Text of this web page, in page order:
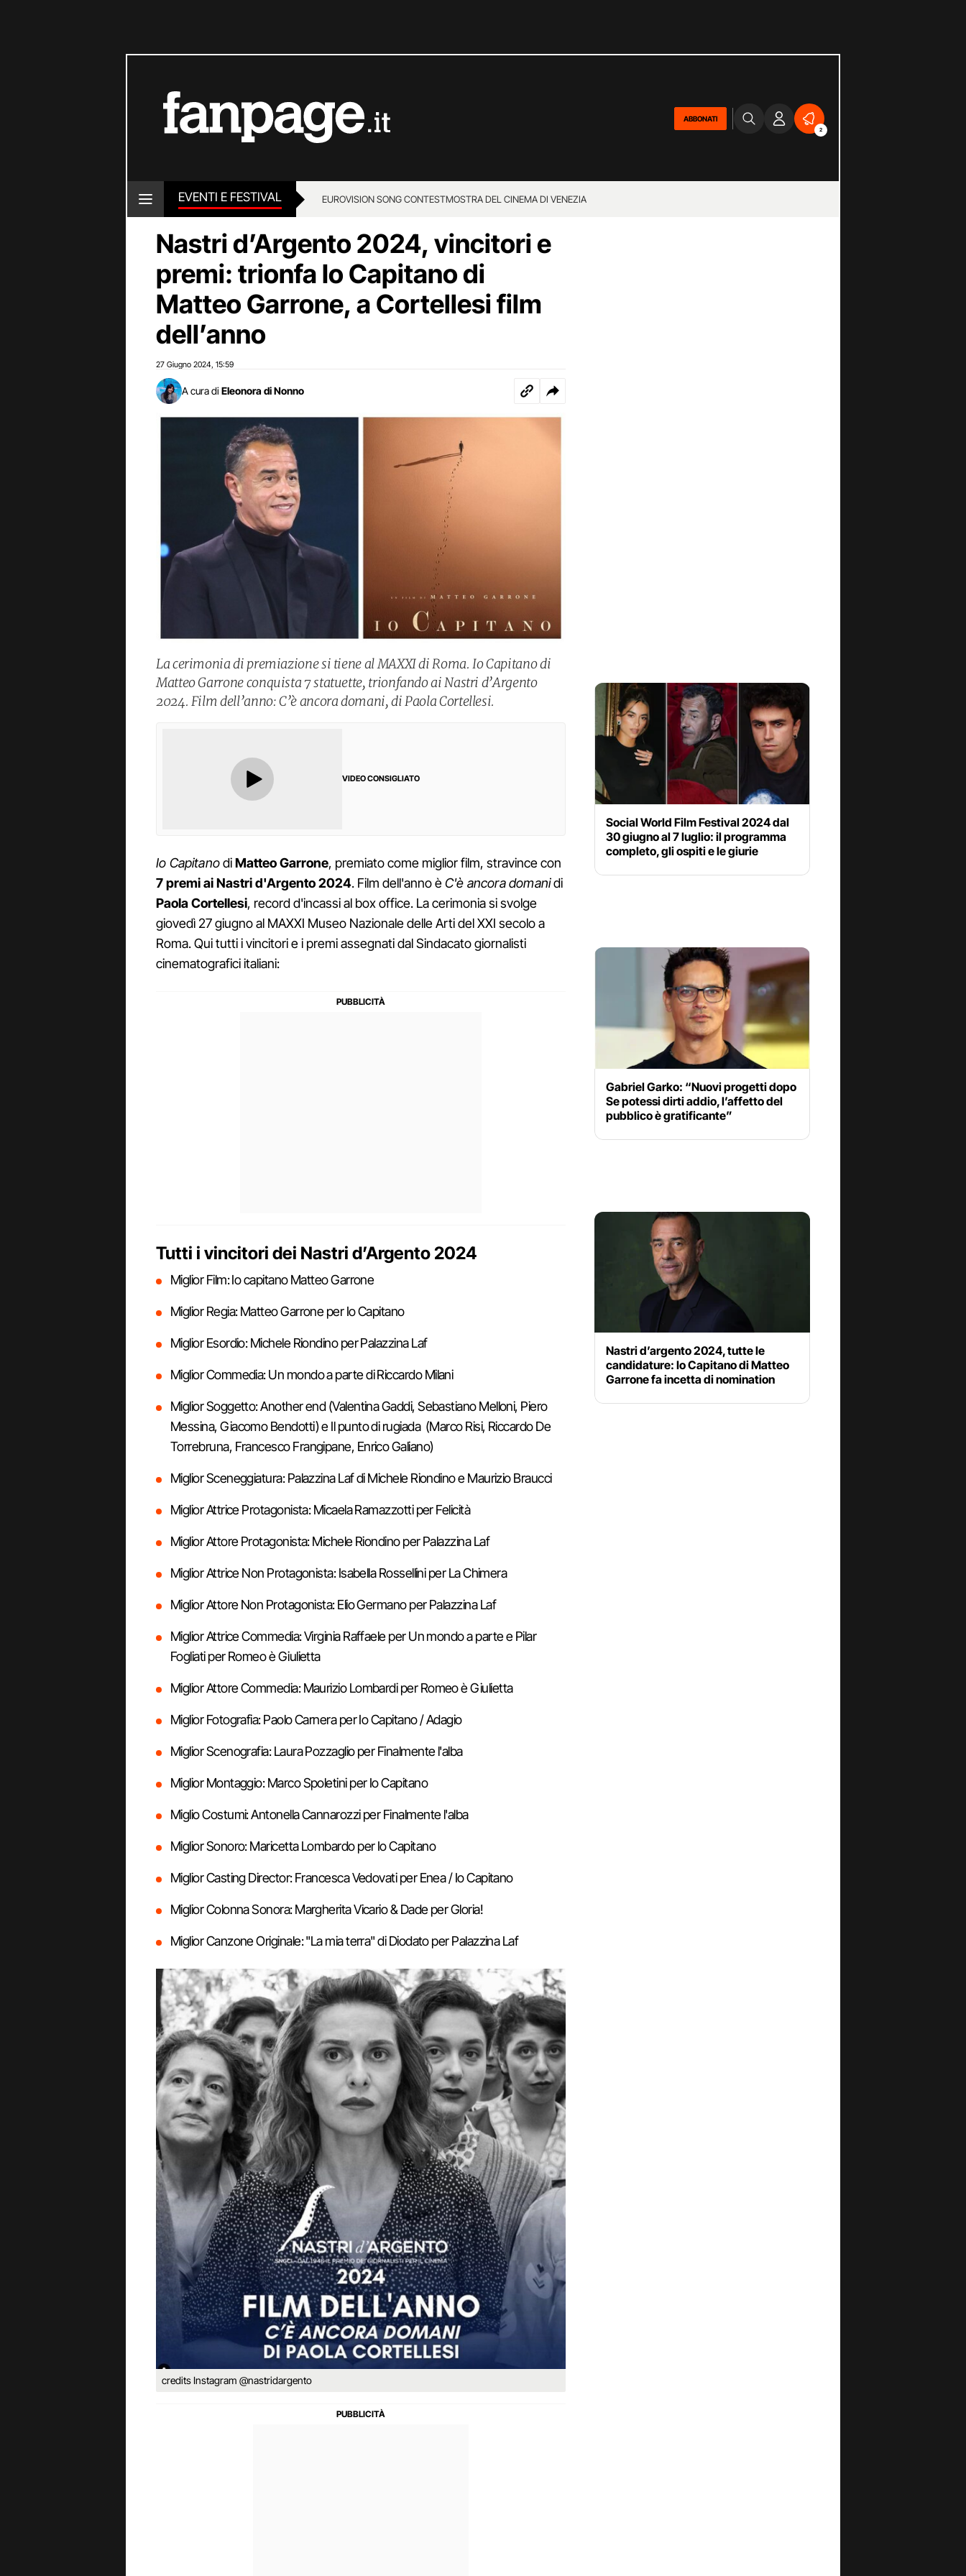
ABBONATI
2
EVENTI E FESTIVAL EUROVISION SONG CONTESTMOSTRA DEL CINEMA DI VENEZIA
Nastri d’Argento 2024, vincitori e
premi: trionfa Io Capitano di
Matteo Garrone, a Cortellesi film
dell’anno
27 Giugno 2024 15:59
A cura di Eleonora di Nonno
La cerimonia di premiazione si tiene al MAXXI di Roma. Io Capitano di
Matteo Garrone conquista 7 statuette, trionfando ai Nastri d’Argento
2024. Film dell’anno: C’è ancora domani, di Paola Cortellesi.
VIDEO CONSIGLIATO
Io CapitanodiMatteo Garrone, premiato come miglior film, stravince con
7 premi ai Nastri d'Argento 2024. Film dell'anno èC'è ancora domanidi
Paola Cortellesi, record d'incassi al box office. La cerimonia si svolge
giovedì 27 giugno al MAXXI Museo Nazionale delle Arti del XXI secolo a
Roma. Qui tutti i vincitori e i premi assegnati dal Sindacato giornalisti
cinematografici italiani:
Tutti i vincitori dei Nastri d’Argento 2024
Miglior Film: Io capitano Matteo Garrone
Miglior Regia: Matteo Garrone per Io Capitano
Miglior Esordio: Michele Riondino per Palazzina Laf
Miglior Commedia: Un mondo a parte di Riccardo Milani
Miglior Soggetto: Another end (Valentina Gaddi, Sebastiano Melloni, Piero
Messina, Giacomo Bendotti) e Il punto di rugiada (Marco Risi, Riccardo De
Torrebruna, Francesco Frangipane, Enrico Galiano)
Miglior Sceneggiatura: Palazzina Laf di Michele Riondino e Maurizio Braucci
Miglior Attrice Protagonista: Micaela Ramazzotti per Felicità
Miglior Attore Protagonista: Michele Riondino per Palazzina Laf
Miglior Attrice Non Protagonista: Isabella Rossellini per La Chimera
Miglior Attore Non Protagonista: Elio Germano per Palazzina Laf
Miglior Attrice Commedia: Virginia Raffaele per Un mondo a parte e Pilar
Fogliati per Romeo è Giulietta
Miglior Attore Commedia: Maurizio Lombardi per Romeo è Giulietta
Miglior Fotografia: Paolo Carnera per Io Capitano / Adagio
Miglior Scenografia: Laura Pozzaglio per Finalmente l'alba
Miglior Montaggio: Marco Spoletini per Io Capitano
Miglio Costumi: Antonella Cannarozzi per Finalmente l'alba
Miglior Sonoro: Maricetta Lombardo per Io Capitano
Miglior Casting Director: Francesca Vedovati per Enea / Io Capitano
Miglior Colonna Sonora: Margherita Vicario & Dade per Gloria!
Miglior Canzone Originale: "La mia terra" di Diodato per Palazzina Laf
credits Instagram @nastridargento
Social World Film Festival 2024 dal
30 giugno al 7 luglio: il programma
completo, gli ospiti e le giurie
Gabriel Garko: “Nuovi progetti dopo
Se potessi dirti addio, l’affetto del
pubblico è gratificante”
Nastri d’argento 2024, tutte le
candidature: Io Capitano di Matteo
Garrone fa incetta di nomination